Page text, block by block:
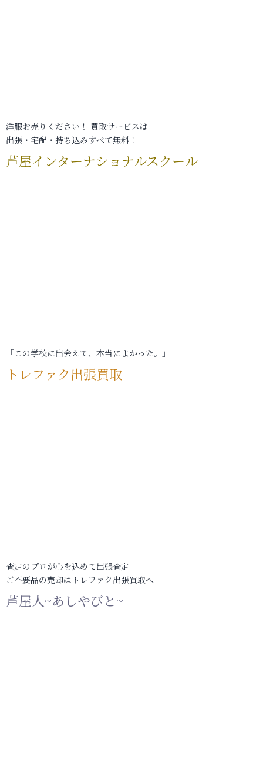
洋服お売りください！ 買取サービスは
出張・宅配・持ち込みすべて無料！
芦屋インターナショナルスクール
「この学校に出会えて、本当によかった。」
トレファク出張買取
査定のプロが心を込めて出張査定
ご不要品の売却はトレファク出張買取へ
芦屋人~あしやびと~